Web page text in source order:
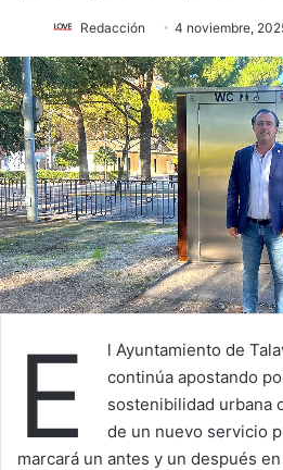
Redacción 4 noviembre,
E
l Ayuntamiento de
continúa apostando
sostenibilidad urbana
de un nuevo servicio
marcará un antes y un después